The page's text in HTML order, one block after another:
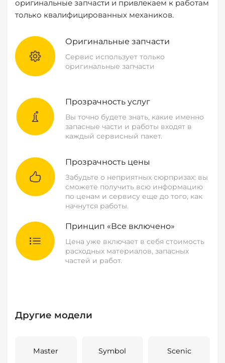
оригинальные запчасти и привлекаем к работам
только квалифицированных механиков.
Оригинальные запчасти
Сервис использует только
оригинальные запчасти
Прозрачность услуг
Вы точно будете знать, какие именно
запасные части и работы входят в
каждый сервисный пакет.
Прозрачность цены
Забудьте о неприятных сюрпризах: вы
сможете получить всю информацию
по ценам и сервису еще до того, как
начнутся работы.
Принцип «Все включено»
Цена уже включает в себя стоимость
расходных материалов, запасных
частей и работ.
Другие модели
Master Symbol Scenic